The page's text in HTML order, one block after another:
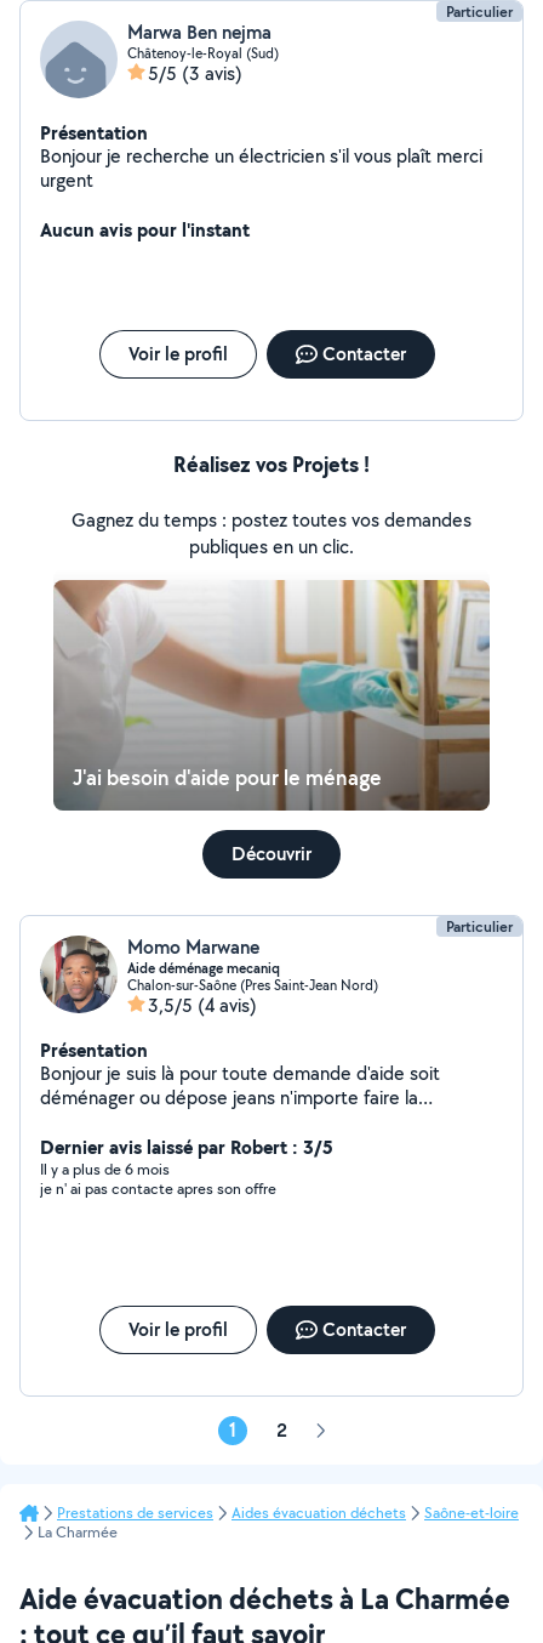
Particulier
Marwa Ben nejma
Châtenoy-le-Royal (Sud)
5/5 (3 avis)
Présentation
Bonjour je recherche un électricien s'il vous plaît merci
urgent
Aucun avis pour l'instant
Voir le profil Contacter
Réalisez vos Projets !
Gagnez du temps : postez toutes vos demandes
publiques en un clic.
J'ai besoin d'aide pour le ménage
Découvrir
Particulier
Momo Marwane
Aide déménage mecaniq
Chalon-sur-Saône (Pres Saint-Jean Nord)
3,5/5 (4 avis)
Présentation
Bonjour je suis là pour toute demande d'aide soit
déménager ou dépose jeans n'importe faire la
Dernier avis laissé par Robert : 3/5
Il y a plus de 6 mois
je n' ai pas contacte apres son offre
Voir le profil Contacter
1 2 Page
Prestations de services Aides évacuation déchets
Saône-et-loire
La Charmée
Aide évacuation déchets à La Charmée
: tout ce qu’il faut savoir